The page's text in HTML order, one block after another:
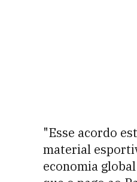
"Esse acordo
material
economia